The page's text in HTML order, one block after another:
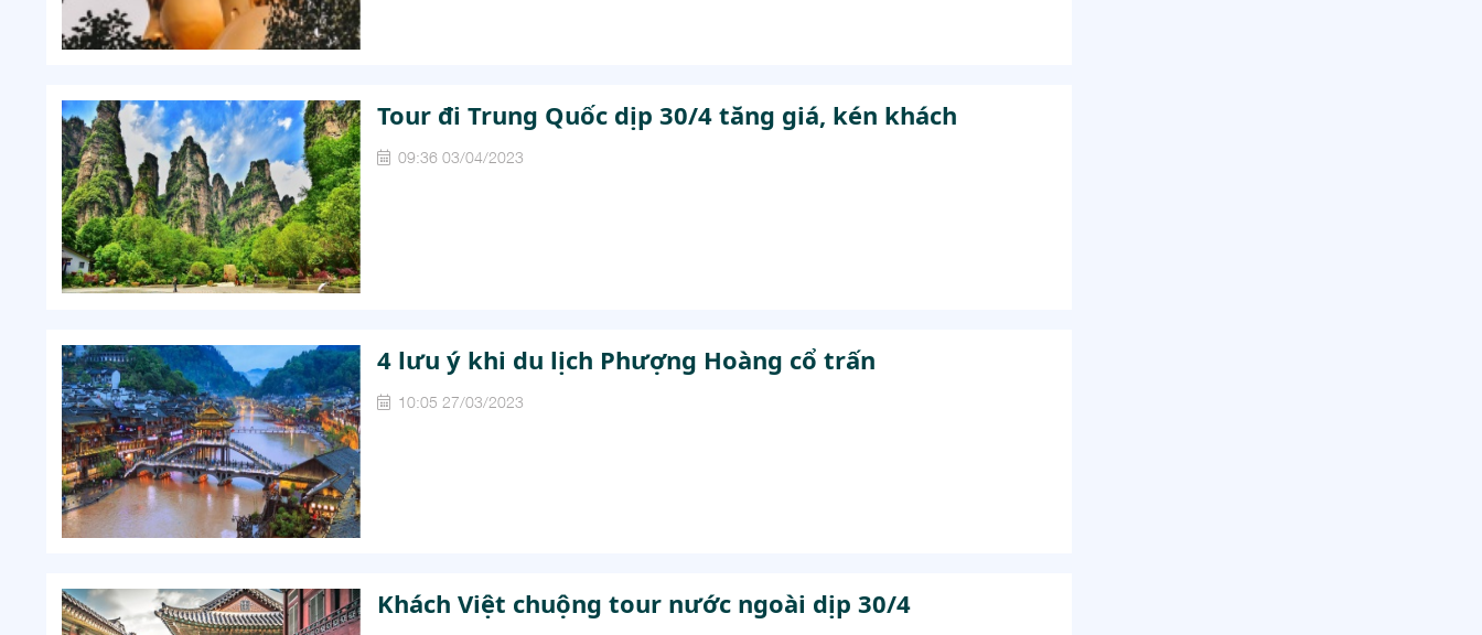
Tour đi Trung Quốc dịp 30/4 tăng giá, kén khách
09:36 03/04/2023
4 lưu ý khi du lịch Phượng Hoàng cổ trấn
10:05 27/03/2023
Khách Việt chuộng tour nước ngoài dịp 30/4